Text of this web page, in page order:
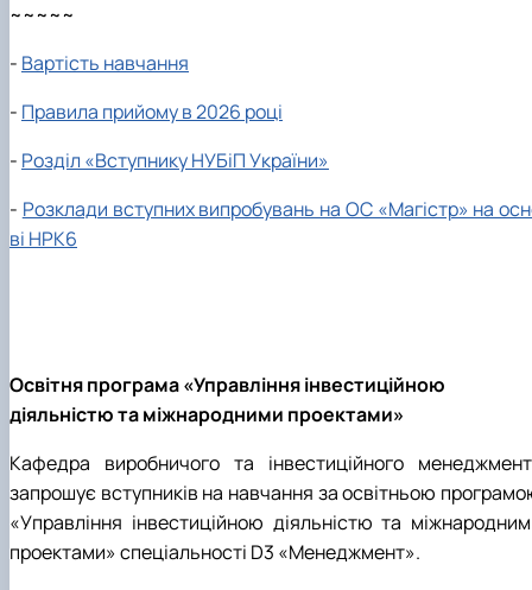
~~~~~
- Вартість навчання
- Правила прийому в 2026 році
- Розділ «Вступнику НУБіП України»
- Розклади вступних випробувань на ОС «Магістр» на
ві НРК6
Освітня програма «Управління інвестиційною
діяльністю та міжнародними проектами»
Кафедра виробничого та інвестиційного
запрошує вступників на навчання за освітньою
«Управління інвестиційною діяльністю та
проектами» спеціальності D3 «Менеджмент».